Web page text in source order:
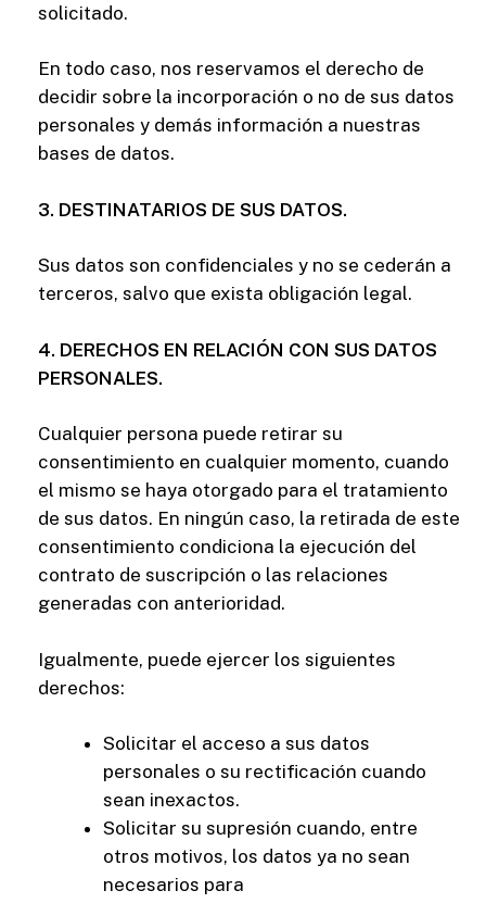
solicitado.
En todo caso, nos reservamos el derecho de
decidir sobre la incorporación o no de sus datos
personales y demás información a nuestras
bases de datos.
3. DESTINATARIOS DE SUS DATOS.
Sus datos son confidenciales y no se cederán a
terceros, salvo que exista obligación legal.
4. DERECHOS EN RELACIÓN CON SUS DATOS
PERSONALES.
Cualquier persona puede retirar su
consentimiento en cualquier momento, cuando
el mismo se haya otorgado para el tratamiento
de sus datos. En ningún caso, la retirada de este
consentimiento condiciona la ejecución del
contrato de suscripción o las relaciones
generadas con anterioridad.
Igualmente, puede ejercer los siguientes
derechos:
Solicitar el acceso a sus datos
personales o su rectificación cuando
sean inexactos.
Solicitar su supresión cuando, entre
otros motivos, los datos ya no sean
necesarios para